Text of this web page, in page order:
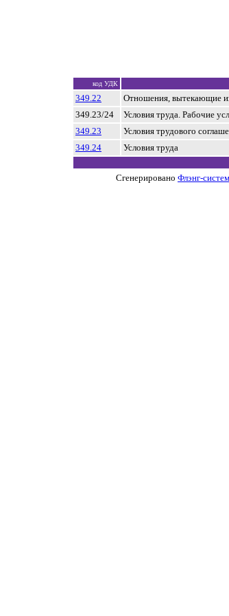
код УДК
349.22
Отношения, вытекающие
349.23/24
Условия труда. Рабочие
349.23
Условия трудового
349.24
Условия труда
Сгенерировано Флэнг-